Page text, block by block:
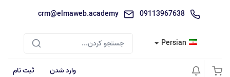
09113967638
crm@elmaweb.academy
Persian
وارد شدن ثبت نام